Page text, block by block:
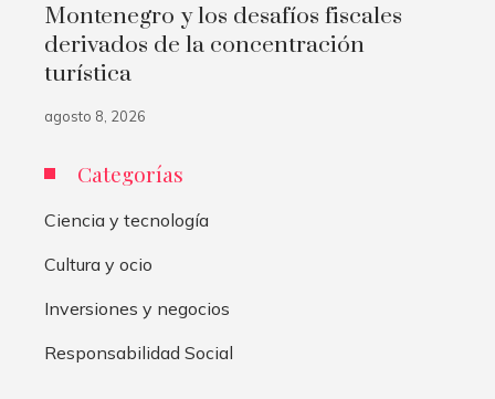
Montenegro y los desafíos fiscales
derivados de la concentración
turística
agosto 8, 2026
Categorías
Ciencia y tecnología
Cultura y ocio
Inversiones y negocios
Responsabilidad Social